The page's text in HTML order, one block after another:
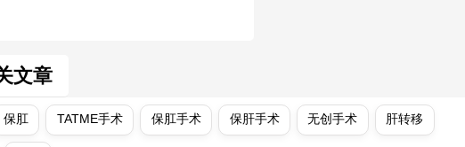
文章
保肛 TATME手术 保肛手术 保肝手术 无创手术 肝转移